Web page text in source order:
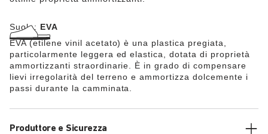
Suola: EVA
EVA (etilene vinil acetato) è una plastica pregiata,
particolarmente leggera ed elastica, dotata di proprietà
ammortizzanti straordinarie. È in grado di compensare
lievi irregolarità del terreno e ammortizza dolcemente i
passi durante la camminata.
Produttore e Sicurezza